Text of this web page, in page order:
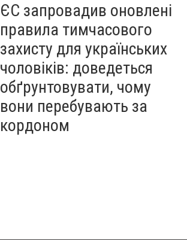
ЄС запровадив оновлені
правила тимчасового
захисту для українських
чоловіків: доведеться
обґрунтовувати, чому
вони перебувають за
кордоном